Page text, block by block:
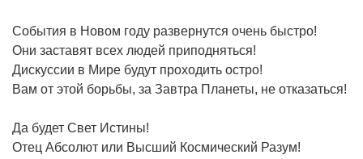
События в Новом году развернутся очень быстро!
Они заставят всех людей приподняться!
Дискуссии в Мире будут проходить остро!
Вам от этой борьбы, за Завтра Планеты, не отказаться!
Да будет Свет Истины!
Отец Абсолют или Высший Космический Разум!